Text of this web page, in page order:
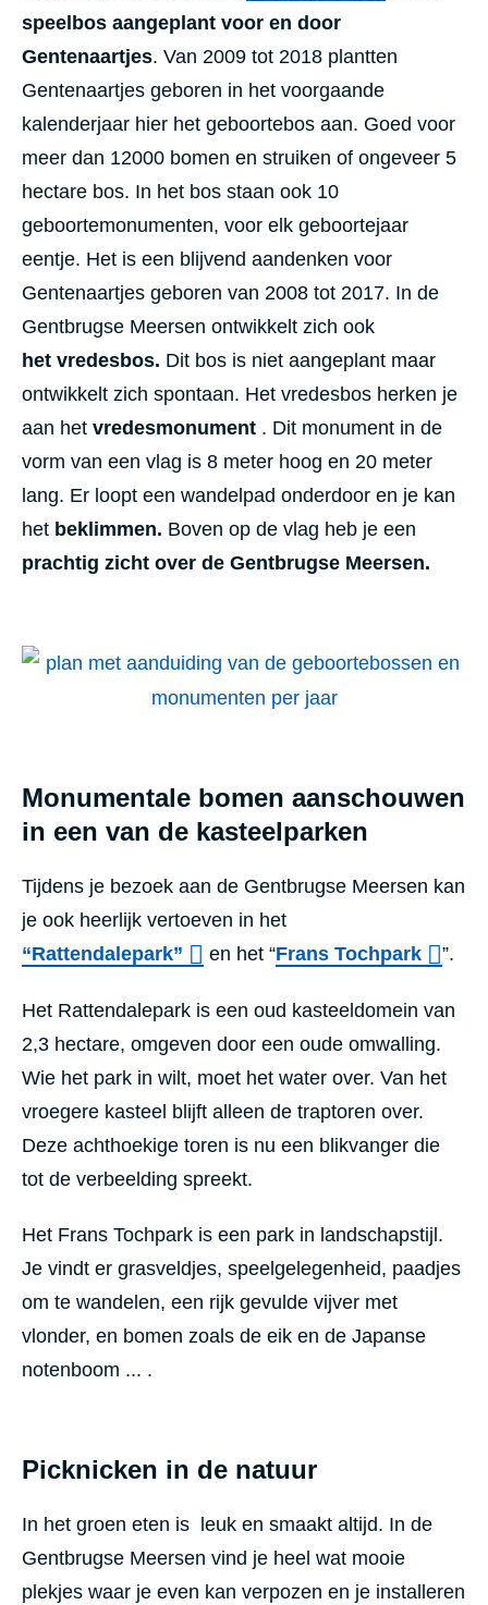
speelbos aangeplant voor en door
Gentenaartjes. Van 2009 tot 2018 plantten
Gentenaartjes geboren in het voorgaande
kalenderjaar hier het geboortebos aan. Goed voor
meer dan 12000 bomen en struiken of ongeveer 5
hectare bos. In het bos staan ook 10
geboortemonumenten, voor elk geboortejaar
eentje. Het is een blijvend aandenken voor
Gentenaartjes geboren van 2008 tot 2017. In de
Gentbrugse Meersen ontwikkelt zich ook
het vredesbos. Dit bos is niet aangeplant maar
ontwikkelt zich spontaan. Het vredesbos herken je
aan het vredesmonument . Dit monument in de
vorm van een vlag is 8 meter hoog en 20 meter
lang. Er loopt een wandelpad onderdoor en je kan
het beklimmen. Boven op de vlag heb je een
prachtig zicht over de Gentbrugse Meersen.
Monumentale bomen aanschouwen
in een van de kasteelparken
Tijdens je bezoek aan de Gentbrugse Meersen kan
je ook heerlijk vertoeven in het
“Rattendalepark”
en het “Frans Tochpark ”.
Het Rattendalepark is een oud kasteeldomein van
2,3 hectare, omgeven door een oude omwalling.
Wie het park in wilt, moet het water over. Van het
vroegere kasteel blijft alleen de traptoren over.
Deze achthoekige toren is nu een blikvanger die
tot de verbeelding spreekt.
Het Frans Tochpark is een park in landschapstijl.
Je vindt er grasveldjes, speelgelegenheid, paadjes
om te wandelen, een rijk gevulde vijver met
vlonder, en bomen zoals de eik en de Japanse
notenboom ... .
Picknicken in de natuur
In het groen eten is leuk en smaakt altijd. In de
Gentbrugse Meersen vind je heel wat mooie
plekjes waar je even kan verpozen en je installeren